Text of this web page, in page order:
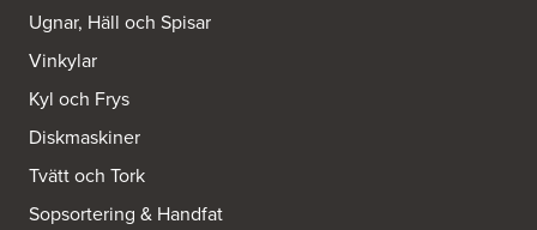
Ballingslöv Hässleholm
Nässelvägen 1
Stoby Måleri AB
291 59 Kristianstad
Tel.: 0046-725286480
http://www.ballingslov.se
Ballingslöv Hässleholm
Ugnar, Häll och Spisar
Vinkylar
Kyl och Frys
Diskmaskiner
Tvätt och Tork
Sopsortering & Handfat